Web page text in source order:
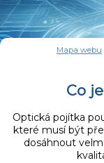
Mapa webu
Co
Optická pojítka
které musí být
dosáhnout